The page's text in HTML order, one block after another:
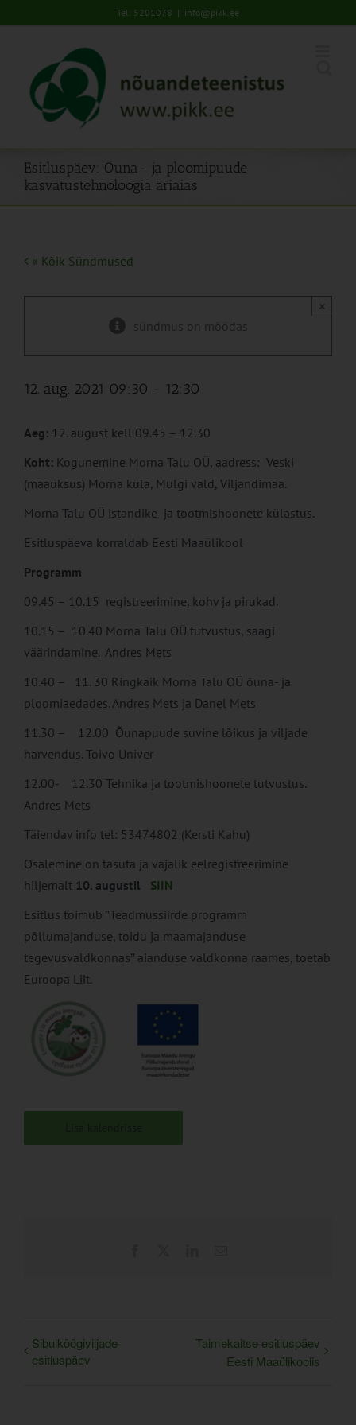
to
Tel: 5201078 | info@pikk.ee
Esitluspäev: Õuna- ja ploomipuude
kasvatustehnoloogia äriaias
« Kõik Sündmused
sündmus on möödas
×
12. aug. 2021 09:30 - 12:30
Aeg: 12. august kell 09.45 – 12.30
Koht: Kogunemine Morna Talu OÜ, aadress: Veski
(maaüksus) Morna küla, Mulgi vald, Viljandimaa.
Morna Talu OÜ istandike ja tootmishoonete külastus.
Esitluspäeva korraldab Eesti Maaülikool
Programm
09.45 – 10.15 registreerimine, kohv ja pirukad.
10.15 – 10.40 Morna Talu OÜ tutvustus, saagi
väärindamine. Andres Mets
10.40 – 11. 30 Ringkäik Morna Talu OÜ õuna- ja
ploomiaedades. Andres Mets ja Danel Mets
11.30 – 12.00 Õunapuude suvine lõikus ja viljade
harvendus. Toivo Univer
12.00- 12.30 Tehnika ja tootmishoonete tutvustus.
Andres Mets
Täiendav info tel: 53474802 (Kersti Kahu)
Osalemine on tasuta ja vajalik eelregistreerimine
hiljemalt 10. augustil
SIIN
Esitlus toimub ’’Teadmussiirde programm
põllumajanduse, toidu ja maamajanduse
tegevusvaldkonnas’’ aianduse valdkonna raames, toetab
Euroopa Liit.
Sibulköögiviljade
esitluspäev
Taimekaitse esitluspäev
Eesti Maaülikoolis